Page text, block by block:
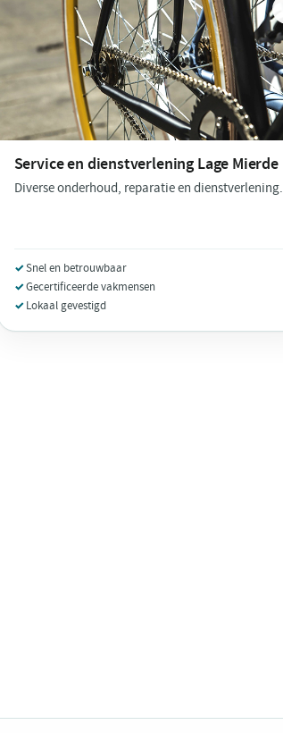
Service en dienstverlening Lage Mierde
Diverse onderhoud, reparatie en dienstverlening.
Snel en betrouwbaar
Gecertificeerde vakmensen
Lokaal gevestigd